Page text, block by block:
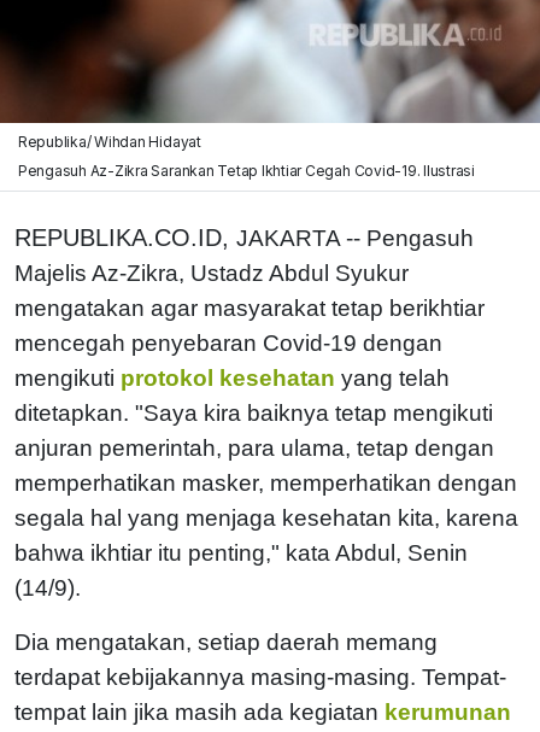
Republika/ Wihdan Hidayat
Pengasuh Az-Zikra Sarankan Tetap Ikhtiar Cegah Covid-19. Ilustrasi
REPUBLIKA.CO.ID, JAKARTA -- Pengasuh
Majelis Az-Zikra, Ustadz Abdul Syukur
mengatakan agar masyarakat tetap berikhtiar
mencegah penyebaran Covid-19 dengan
mengikuti protokol kesehatan yang telah
ditetapkan. "Saya kira baiknya tetap mengikuti
anjuran pemerintah, para ulama, tetap dengan
memperhatikan masker, memperhatikan dengan
segala hal yang menjaga kesehatan kita, karena
bahwa ikhtiar itu penting," kata Abdul, Senin
(14/9).
Dia mengatakan, setiap daerah memang
terdapat kebijakannya masing-masing. Tempat-
tempat lain jika masih ada kegiatan kerumunan